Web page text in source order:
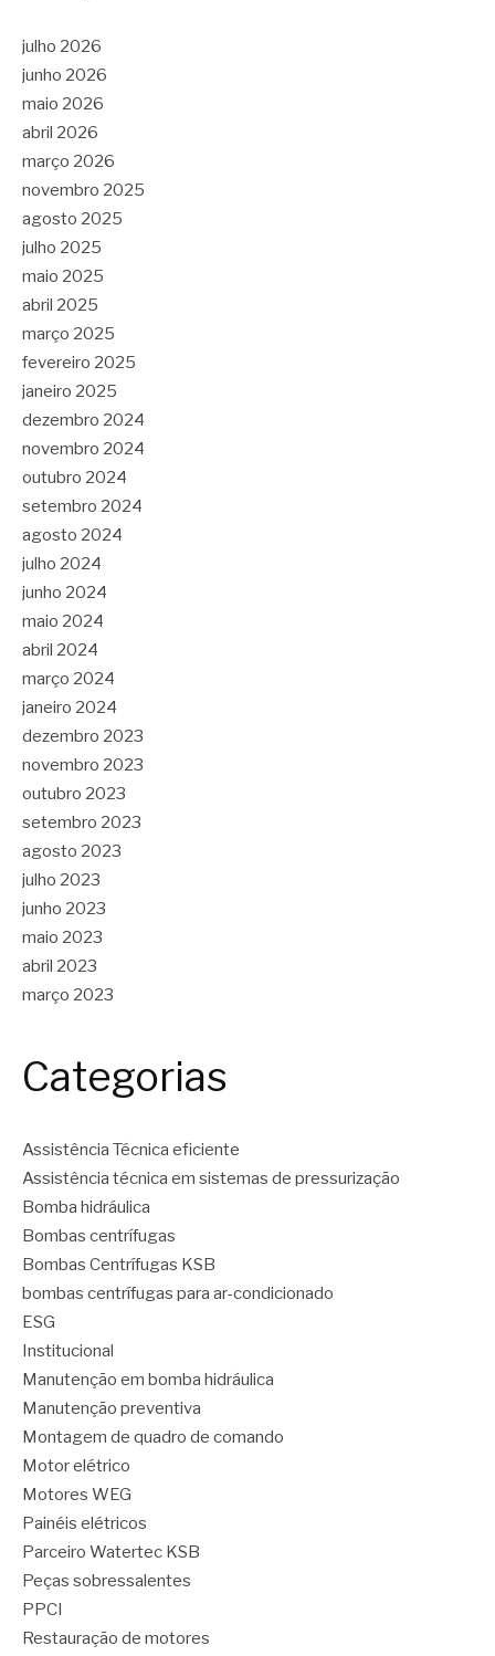
julho 2026
junho 2026
maio 2026
abril 2026
março 2026
novembro 2025
agosto 2025
julho 2025
maio 2025
abril 2025
março 2025
fevereiro 2025
janeiro 2025
dezembro 2024
novembro 2024
outubro 2024
setembro 2024
agosto 2024
julho 2024
junho 2024
maio 2024
abril 2024
março 2024
janeiro 2024
dezembro 2023
novembro 2023
outubro 2023
setembro 2023
agosto 2023
julho 2023
junho 2023
maio 2023
abril 2023
março 2023
Categorias
Assistência Técnica eficiente
Assistência técnica em sistemas de pressurização
Bomba hidráulica
Bombas centrífugas
Bombas Centrífugas KSB
bombas centrífugas para ar-condicionado
ESG
Institucional
Manutenção em bomba hidráulica
Manutenção preventiva
Montagem de quadro de comando
Motor elétrico
Motores WEG
Painéis elétricos
Parceiro Watertec KSB
Peças sobressalentes
PPCI
Restauração de motores